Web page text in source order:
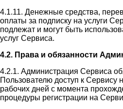
4.1.11. Денежные средства,
оплаты за подписку на услуги
подлежат и могут быть
услуг Сервиса.
4.2. Права и обязанности
4.2.1. Администрация Сервиса
Пользователю доступ к Сервису
рабочих дней с момента
процедуры регистрации на